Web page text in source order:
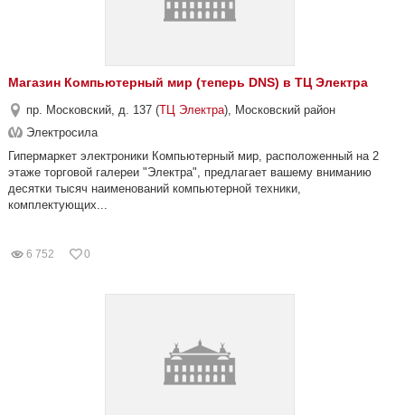
Магазин Компьютерный мир (теперь DNS) в ТЦ Электра
пр. Московский, д. 137 (ТЦ Электра), Московский район
Электросила
Гипермаркет электроники Компьютерный мир, расположенный на 2
этаже торговой галереи "Электра", предлагает вашему вниманию
десятки тысяч наименований компьютерной техники,
комплектующих...
6 752 0